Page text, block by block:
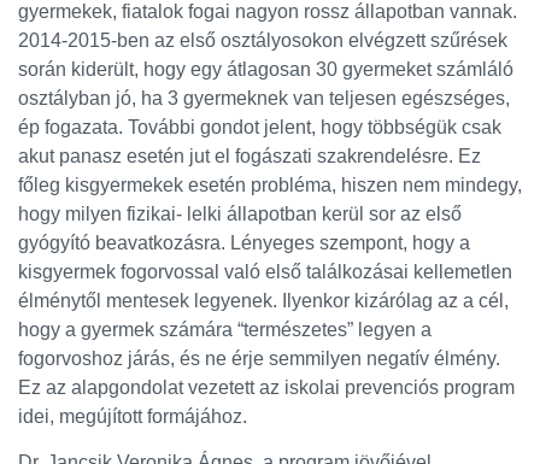
gyermekek, fiatalok fogai nagyon rossz állapotban vannak.
2014-2015-ben az első osztályosokon elvégzett szűrések
során kiderült, hogy egy átlagosan 30 gyermeket számláló
osztályban jó, ha 3 gyermeknek van teljesen egészséges,
ép fogazata. További gondot jelent, hogy többségük csak
akut panasz esetén jut el fogászati szakrendelésre. Ez
főleg kisgyermekek esetén probléma, hiszen nem mindegy,
hogy milyen fizikai- lelki állapotban kerül sor az első
gyógyító beavatkozásra. Lényeges szempont, hogy a
kisgyermek fogorvossal való első találkozásai kellemetlen
élménytől mentesek legyenek. Ilyenkor kizárólag az a cél,
hogy a gyermek számára “természetes” legyen a
fogorvoshoz járás, és ne érje semmilyen negatív élmény.
Ez az alapgondolat vezetett az iskolai prevenciós program
idei, megújított formájához.